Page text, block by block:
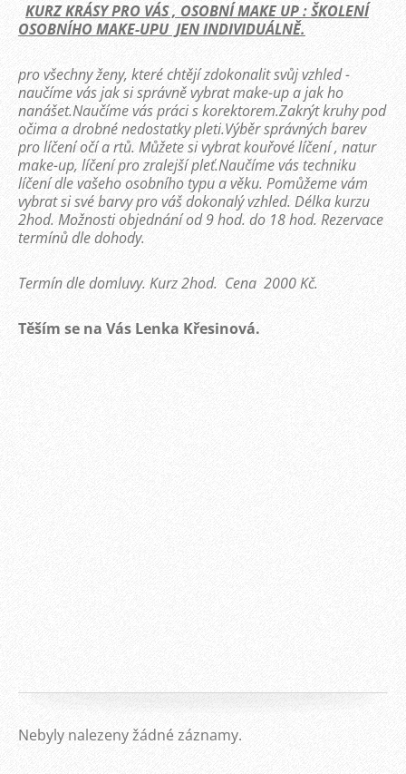
KURZ KRÁSY PRO VÁS , OSOBNÍ MAKE UP : ŠKOLENÍ
OSOBNÍHO MAKE-UPU JEN INDIVIDUÁLNĚ.
pro všechny ženy, které chtějí zdokonalit svůj vzhled -
naučíme vás jak si správně vybrat make-up a jak ho
nanášet.Naučíme vás práci s korektorem.Zakrýt kruhy pod
očima a drobné nedostatky pleti.Výběr správných barev
pro líčení očí a rtů. Můžete si vybrat kouřové líčení , natur
make-up, líčení pro zralejší pleť.Naučíme vás techniku
líčení dle vašeho osobního typu a věku. Pomůžeme vám
vybrat si své barvy pro váš dokonalý vzhled. Délka kurzu
2hod. Možnosti objednání od 9 hod. do 18 hod. Rezervace
termínů dle dohody.
Termín dle domluvy. Kurz 2hod. Cena 2000 Kč.
Těším se na Vás Lenka Křesinová.
Nebyly nalezeny žádné záznamy.